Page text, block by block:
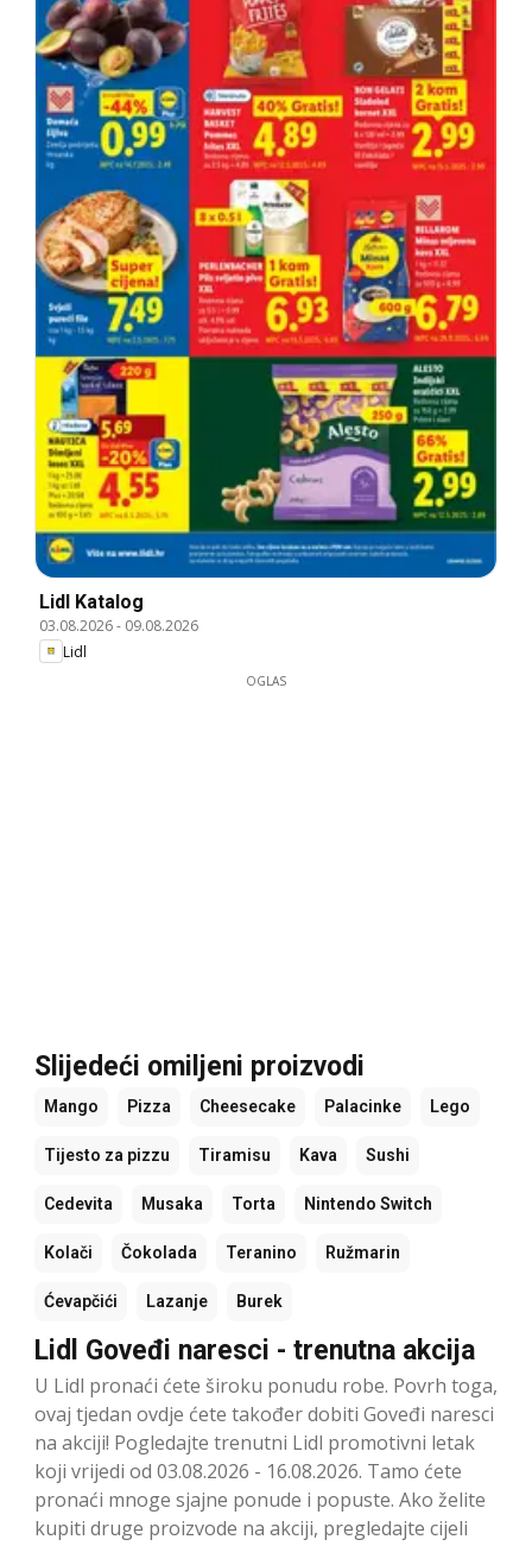
Lidl Katalog
03.08.2026- 09.08.2026
Lidl
OGLAS
Slijedeći omiljeni proizvodi
Mango Pizza Cheesecake Palacinke Lego
Tijesto za pizzu Tiramisu Kava Sushi
Cedevita Musaka Torta Nintendo Switch
Kolači Čokolada Teranino Ružmarin
Ćevapčići Lazanje Burek
Lidl Goveđi naresci - trenutna akcija
U Lidl pronaći ćete široku ponudu robe. Povrh toga,
ovaj tjedan ovdje ćete također dobiti Goveđi naresci
na akciji! Pogledajte trenutni Lidl promotivni letak
koji vrijedi od 03.08.2026 - 16.08.2026. Tamo ćete
pronaći mnoge sjajne ponude i popuste. Ako želite
kupiti druge proizvode na akciji, pregledajte cijeli